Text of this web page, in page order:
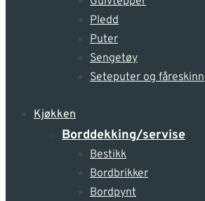
Pledd
Puter
Sengetøy
Seteputer og fåreskinn
Kjøkken
Borddekking/servise
Bestikk
Bordbrikker
Bordpynt